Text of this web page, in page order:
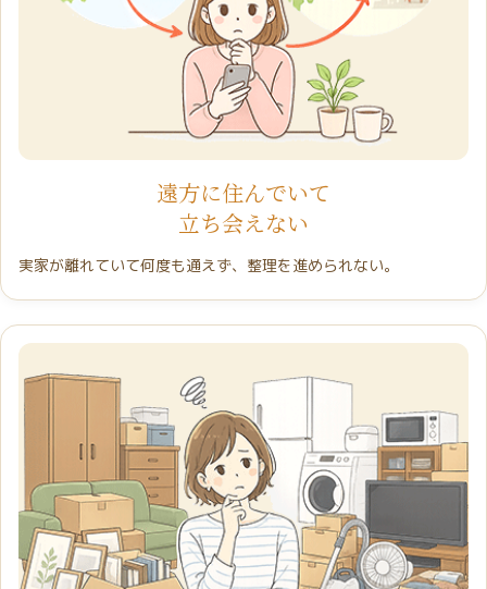
遠方に住んでいて
立ち会えない
実家が離れていて何度も通えず、整理を進められない。